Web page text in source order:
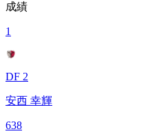
成績
1
DF 2
安西 幸輝
638